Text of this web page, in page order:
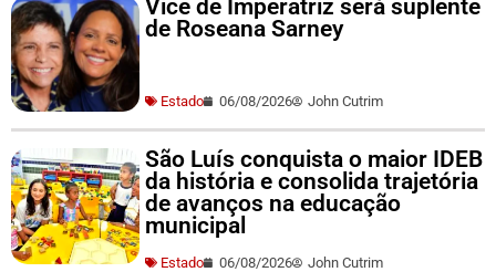
Vice de Imperatriz será suplente
de Roseana Sarney
Estado 06/08/2026 John Cutrim
São Luís conquista o maior IDEB
da história e consolida trajetória
de avanços na educação
municipal
Estado 06/08/2026 John Cutrim